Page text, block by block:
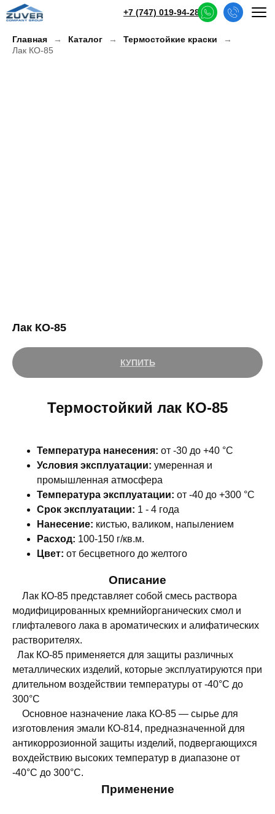
+7 (747) 019-94-28
Главная Каталог
Термостойкие краски
Лак КО-85
Лак КО-85
КУПИТЬ
Термостойкий лак КО-85
Температура нанесения: от -30 до +40 °С
Условия эксплуатации: умеренная и
промышленная атмосфера
Температура эксплуатации: от -40 до +300 °С
Срок эксплуатации: 1 - 4 года
Нанесение: кистью, валиком, напылением
Расход: 100-150 г/кв.м.
Цвет: от бесцветного до желтого
Описание
Лак КО-85 представляет собой смесь раствора
модифицированных кремнийорганических смол и
глифталевого лака в ароматических и алифатических
растворителях.
Лак КО-85 применяется для защиты различных
металлических изделий, которые эксплуатируются при
длительном воздействии температуры от -40°С до
300°C
Основное назначение лака КО-85 — сырье для
изготовления эмали КО-814, предназначенной для
антикоррозионной защиты изделий, подвергающихся
вохдействию высоких температур в диапазоне от
-40°С до 300°C.
Применение